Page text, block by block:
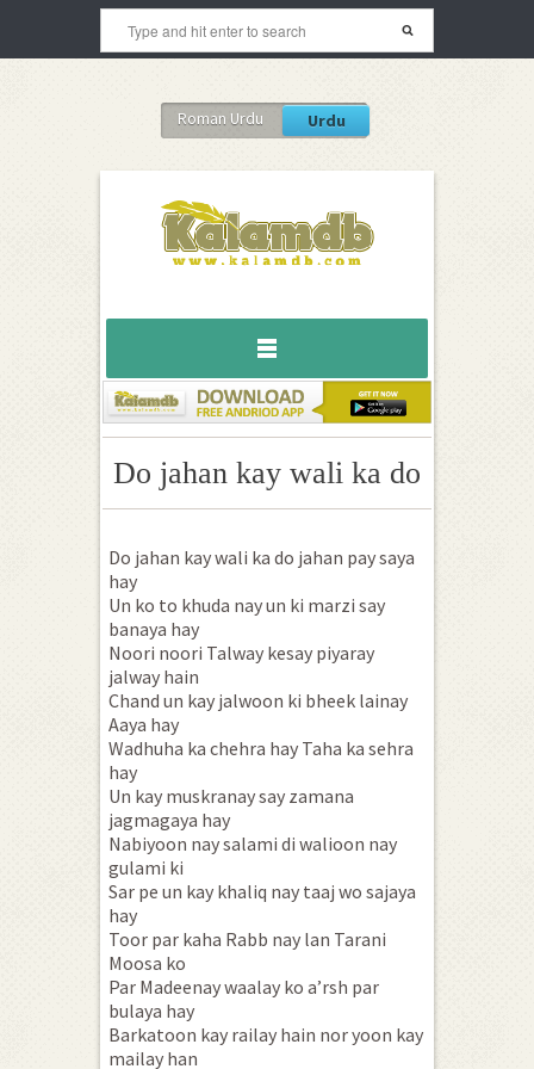
Roman Urdu Urdu
Do jahan kay wali ka do
Do jahan kay wali ka do jahan pay saya
hay
Un ko to khuda nay un ki marzi say
banaya hay
Noori noori Talway kesay piyaray
jalway hain
Chand un kay jalwoon ki bheek lainay
Aaya hay
Wadhuha ka chehra hay Taha ka sehra
hay
Un kay muskranay say zamana
jagmagaya hay
Nabiyoon nay salami di walioon nay
gulami ki
Sar pe un kay khaliq nay taaj wo sajaya
hay
Toor par kaha Rabb nay lan Tarani
Moosa ko
Par Madeenay waalay ko a’rsh par
bulaya hay
Barkatoon kay railay hain nor yoon kay
mailay han